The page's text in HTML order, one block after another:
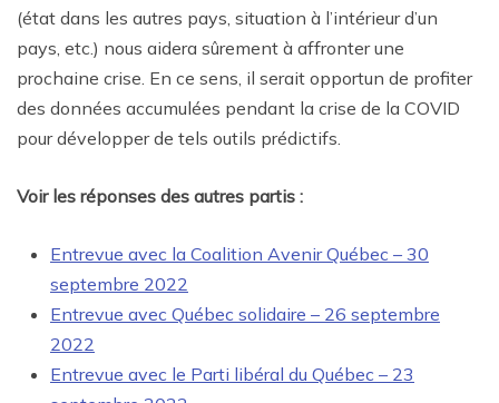
(état dans les autres pays, situation à l’intérieur d’un
pays, etc.) nous aidera sûrement à affronter une
prochaine crise. En ce sens, il serait opportun de profiter
des données accumulées pendant la crise de la COVID
pour développer de tels outils prédictifs.
Voir les réponses des autres partis :
Entrevue avec la Coalition Avenir Québec – 30
septembre 2022
Entrevue avec Québec solidaire – 26 septembre
2022
Entrevue avec le Parti libéral du Québec – 23